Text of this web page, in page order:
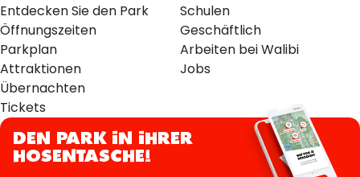
Entdecken Sie den Park
Öffnungszeiten
Parkplan
Attraktionen
Übernachten
Tickets
Schulen
Geschäftlich
Arbeiten bei Walibi
Jobs
DEN PARK IN IHRER
HOSENTASCHE!